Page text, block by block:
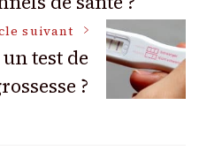
suivant
test de
?